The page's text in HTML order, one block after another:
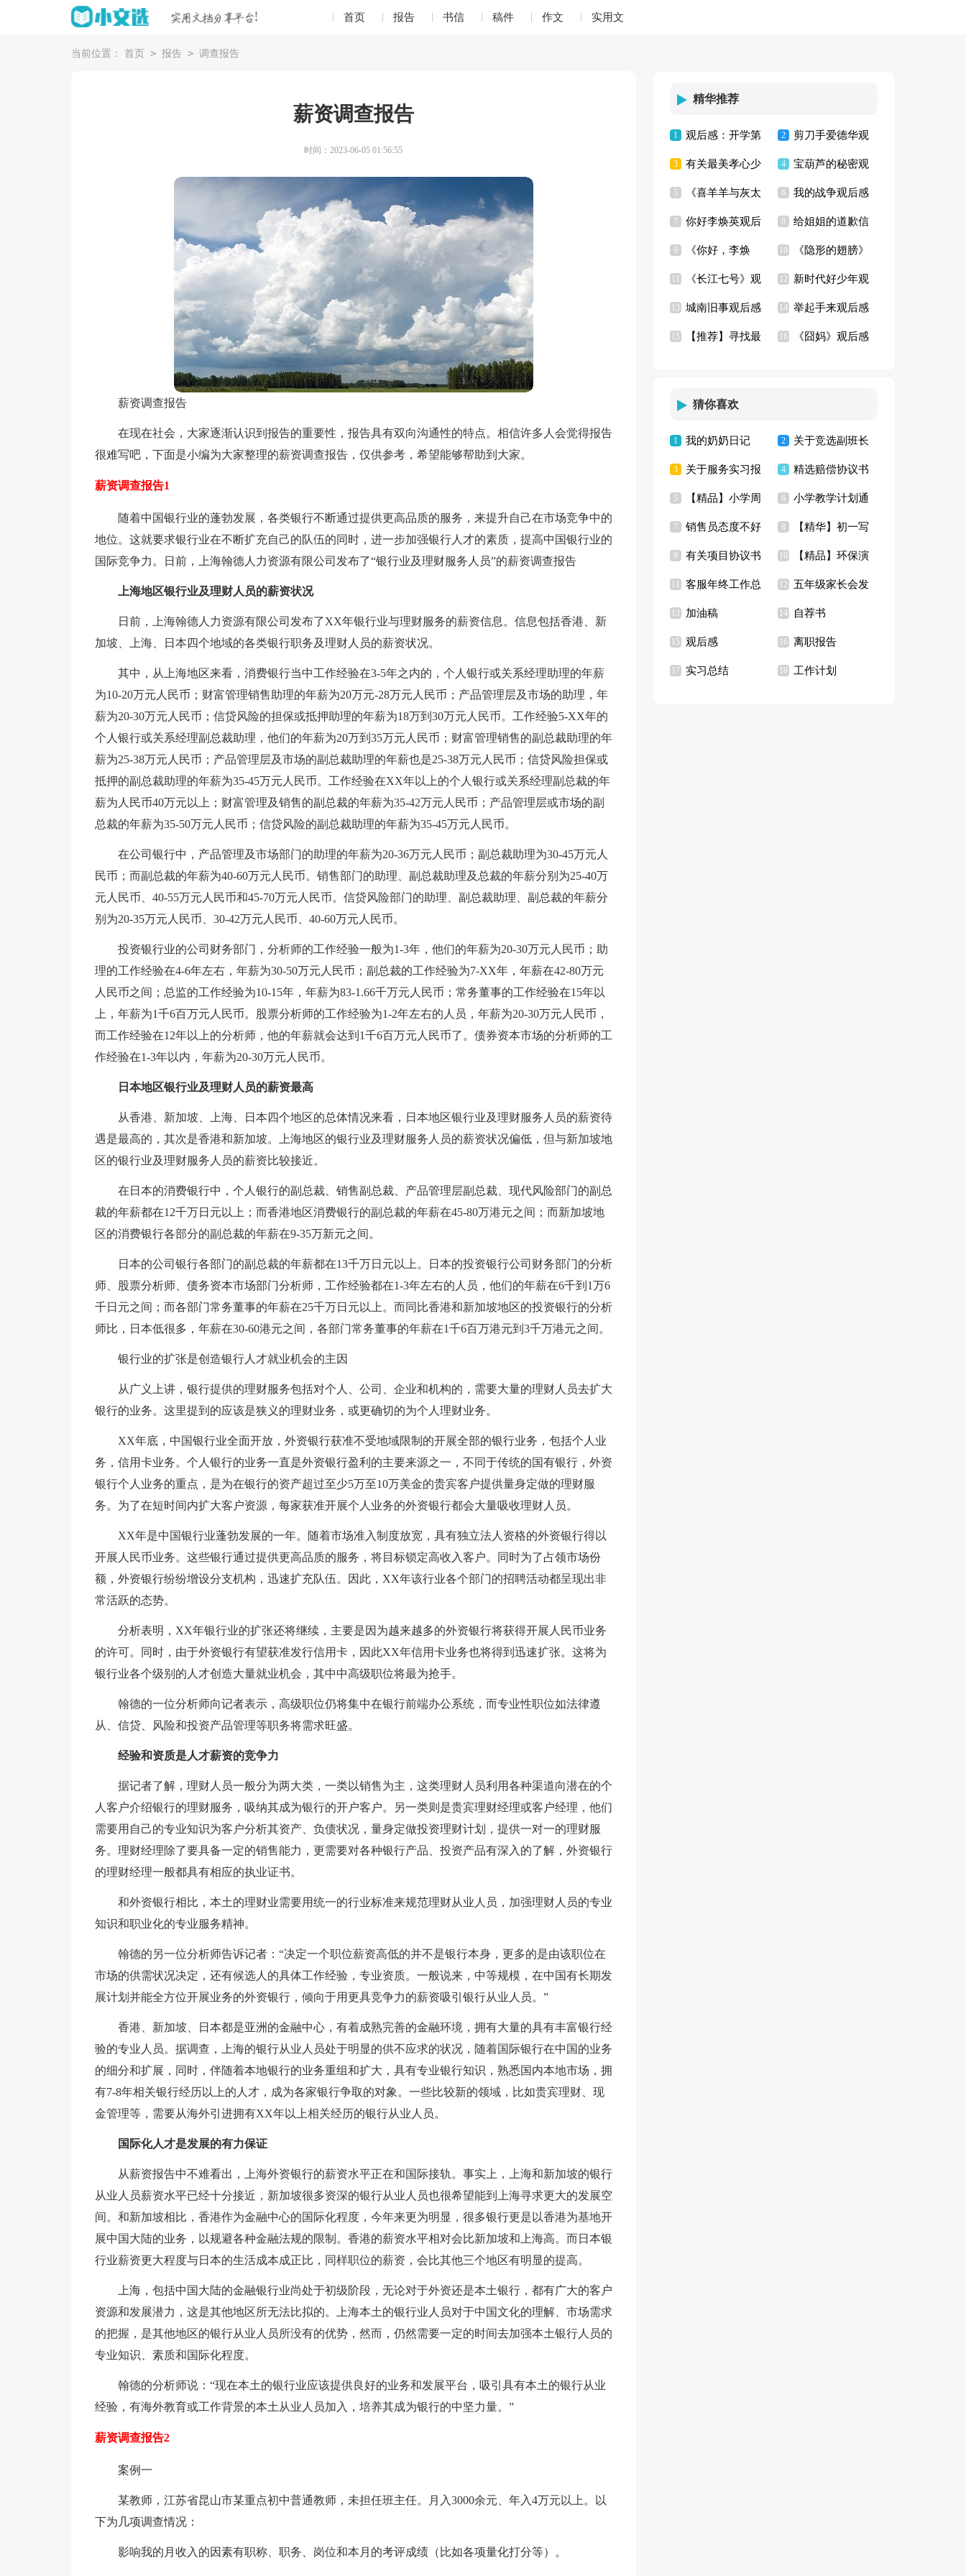
首页 报告 书信 稿件 作文 实用文
当前位置： 首页 > 报告 > 调查报告
薪资调查报告
时间：2023-06-05 01:56:55
薪资调查报告
在现在社会，大家逐渐认识到报告的重要性，报告具有双向沟通性的特点。相信许多人会觉得报告
很难写吧，下面是小编为大家整理的薪资调查报告，仅供参考，希望能够帮助到大家。
薪资调查报告1
随着中国银行业的蓬勃发展，各类银行不断通过提供更高品质的服务，来提升自己在市场竞争中的
地位。这就要求银行业在不断扩充自己的队伍的同时，进一步加强银行人才的素质，提高中国银行业的
国际竞争力。日前，上海翰德人力资源有限公司发布了“银行业及理财服务人员”的薪资调查报告
上海地区银行业及理财人员的薪资状况
日前，上海翰德人力资源有限公司发布了XX年银行业与理财服务的薪资信息。信息包括香港、新
加坡、上海、日本四个地域的各类银行职务及理财人员的薪资状况。
其中，从上海地区来看，消费银行当中工作经验在3-5年之内的，个人银行或关系经理助理的年薪
为10-20万元人民币；财富管理销售助理的年薪为20万元-28万元人民币；产品管理层及市场的助理，年
薪为20-30万元人民币；信贷风险的担保或抵押助理的年薪为18万到30万元人民币。工作经验5-XX年的
个人银行或关系经理副总裁助理，他们的年薪为20万到35万元人民币；财富管理销售的副总裁助理的年
薪为25-38万元人民币；产品管理层及市场的副总裁助理的年薪也是25-38万元人民币；信贷风险担保或
抵押的副总裁助理的年薪为35-45万元人民币。工作经验在XX年以上的个人银行或关系经理副总裁的年
薪为人民币40万元以上；财富管理及销售的副总裁的年薪为35-42万元人民币；产品管理层或市场的副
总裁的年薪为35-50万元人民币；信贷风险的副总裁助理的年薪为35-45万元人民币。
在公司银行中，产品管理及市场部门的助理的年薪为20-36万元人民币；副总裁助理为30-45万元人
民币；而副总裁的年薪为40-60万元人民币。销售部门的助理、副总裁助理及总裁的年薪分别为25-40万
元人民币、40-55万元人民币和45-70万元人民币。信贷风险部门的助理、副总裁助理、副总裁的年薪分
别为20-35万元人民币、30-42万元人民币、40-60万元人民币。
投资银行业的公司财务部门，分析师的工作经验一般为1-3年，他们的年薪为20-30万元人民币；助
理的工作经验在4-6年左右，年薪为30-50万元人民币；副总裁的工作经验为7-XX年，年薪在42-80万元
人民币之间；总监的工作经验为10-15年，年薪为83-1.66千万元人民币；常务董事的工作经验在15年以
上，年薪为1千6百万元人民币。股票分析师的工作经验为1-2年左右的人员，年薪为20-30万元人民币，
而工作经验在12年以上的分析师，他的年薪就会达到1千6百万元人民币了。债券资本市场的分析师的工
作经验在1-3年以内，年薪为20-30万元人民币。
日本地区银行业及理财人员的薪资最高
从香港、新加坡、上海、日本四个地区的总体情况来看，日本地区银行业及理财服务人员的薪资待
遇是最高的，其次是香港和新加坡。上海地区的银行业及理财服务人员的薪资状况偏低，但与新加坡地
区的银行业及理财服务人员的薪资比较接近。
在日本的消费银行中，个人银行的副总裁、销售副总裁、产品管理层副总裁、现代风险部门的副总
裁的年薪都在12千万日元以上；而香港地区消费银行的副总裁的年薪在45-80万港元之间；而新加坡地
区的消费银行各部分的副总裁的年薪在9-35万新元之间。
日本的公司银行各部门的副总裁的年薪都在13千万日元以上。日本的投资银行公司财务部门的分析
师、股票分析师、债务资本市场部门分析师，工作经验都在1-3年左右的人员，他们的年薪在6千到1万6
千日元之间；而各部门常务董事的年薪在25千万日元以上。而同比香港和新加坡地区的投资银行的分析
师比，日本低很多，年薪在30-60港元之间，各部门常务董事的年薪在1千6百万港元到3千万港元之间。
银行业的扩张是创造银行人才就业机会的主因
从广义上讲，银行提供的理财服务包括对个人、公司、企业和机构的，需要大量的理财人员去扩大
银行的业务。这里提到的应该是狭义的理财业务，或更确切的为个人理财业务。
XX年底，中国银行业全面开放，外资银行获准不受地域限制的开展全部的银行业务，包括个人业
务，信用卡业务。个人银行的业务一直是外资银行盈利的主要来源之一，不同于传统的国有银行，外资
银行个人业务的重点，是为在银行的资产超过至少5万至10万美金的贵宾客户提供量身定做的理财服
务。为了在短时间内扩大客户资源，每家获准开展个人业务的外资银行都会大量吸收理财人员。
XX年是中国银行业蓬勃发展的一年。随着市场准入制度放宽，具有独立法人资格的外资银行得以
开展人民币业务。这些银行通过提供更高品质的服务，将目标锁定高收入客户。同时为了占领市场份
额，外资银行纷纷增设分支机构，迅速扩充队伍。因此，XX年该行业各个部门的招聘活动都呈现出非
常活跃的态势。
分析表明，XX年银行业的扩张还将继续，主要是因为越来越多的外资银行将获得开展人民币业务
的许可。同时，由于外资银行有望获准发行信用卡，因此XX年信用卡业务也将得到迅速扩张。这将为
银行业各个级别的人才创造大量就业机会，其中中高级职位将最为抢手。
翰德的一位分析师向记者表示，高级职位仍将集中在银行前端办公系统，而专业性职位如法律遵
从、信贷、风险和投资产品管理等职务将需求旺盛。
经验和资质是人才薪资的竞争力
据记者了解，理财人员一般分为两大类，一类以销售为主，这类理财人员利用各种渠道向潜在的个
人客户介绍银行的理财服务，吸纳其成为银行的开户客户。另一类则是贵宾理财经理或客户经理，他们
需要用自己的专业知识为客户分析其资产、负债状况，量身定做投资理财计划，提供一对一的理财服
务。理财经理除了要具备一定的销售能力，更需要对各种银行产品、投资产品有深入的了解，外资银行
的理财经理一般都具有相应的执业证书。
和外资银行相比，本土的理财业需要用统一的行业标准来规范理财从业人员，加强理财人员的专业
知识和职业化的专业服务精神。
翰德的另一位分析师告诉记者：“决定一个职位薪资高低的并不是银行本身，更多的是由该职位在
市场的供需状况决定，还有候选人的具体工作经验，专业资质。一般说来，中等规模，在中国有长期发
展计划并能全方位开展业务的外资银行，倾向于用更具竞争力的薪资吸引银行从业人员。”
香港、新加坡、日本都是亚洲的金融中心，有着成熟完善的金融环境，拥有大量的具有丰富银行经
验的专业人员。据调查，上海的银行从业人员处于明显的供不应求的状况，随着国际银行在中国的业务
的细分和扩展，同时，伴随着本地银行的业务重组和扩大，具有专业银行知识，熟悉国内本地市场，拥
有7-8年相关银行经历以上的人才，成为各家银行争取的对象。一些比较新的领域，比如贵宾理财、现
金管理等，需要从海外引进拥有XX年以上相关经历的银行从业人员。
国际化人才是发展的有力保证
从薪资报告中不难看出，上海外资银行的薪资水平正在和国际接轨。事实上，上海和新加坡的银行
从业人员薪资水平已经十分接近，新加坡很多资深的银行从业人员也很希望能到上海寻求更大的发展空
间。和新加坡相比，香港作为金融中心的国际化程度，今年来更为明显，很多银行更是以香港为基地开
展中国大陆的业务，以规避各种金融法规的限制。香港的薪资水平相对会比新加坡和上海高。而日本银
行业薪资更大程度与日本的生活成本成正比，同样职位的薪资，会比其他三个地区有明显的提高。
上海，包括中国大陆的金融银行业尚处于初级阶段，无论对于外资还是本土银行，都有广大的客户
资源和发展潜力，这是其他地区所无法比拟的。上海本土的银行业人员对于中国文化的理解、市场需求
的把握，是其他地区的银行从业人员所没有的优势，然而，仍然需要一定的时间去加强本土银行人员的
专业知识、素质和国际化程度。
翰德的分析师说：“现在本土的银行业应该提供良好的业务和发展平台，吸引具有本土的银行从业
经验，有海外教育或工作背景的本土从业人员加入，培养其成为银行的中坚力量。”
薪资调查报告2
案例一
某教师，江苏省昆山市某重点初中普通教师，未担任班主任。月入3000余元、年入4万元以上。以
下为几项调查情况：
影响我的月收入的因素有职称、职务、岗位和本月的考评成绩（比如各项量化打分等）。
精华推荐
1 观后感：开学第
一课
2 剪刀手爱德华观
后感3篇
3 有关最美孝心少
年观后感
4 宝葫芦的秘密观
后感合集15篇
5 《喜羊羊与灰太
狼之开心闯龙年》观
后感11篇
6 我的战争观后感
7 你好李焕英观后
感(汇编8篇)
8 给姐姐的道歉信
9 《你好，李焕
英》观后感【精】
10 《隐形的翅膀》
观后感
《长江七号》观
后感11篇
12 新时代好少年观
后感3篇
13 城南旧事观后感
(15篇)
14 举起手来观后感
精选15篇
15 【推荐】寻找最 16 《囧妈》观后感
猜你喜欢
1 我的奶奶日记 2 关于竞选副班长
演讲稿
3 关于服务实习报
告模板汇编五篇
4 精选赔偿协议书
合集10篇
5 【精品】小学周
记汇总七篇
6 小学教学计划通
用15篇
7 销售员态度不好
检讨书
8 【精华】初一写
景作文集合七篇
9 有关项目协议书
模板汇总八篇
10 【精品】环保演
讲稿四篇
客服年终工作总
结(精选15篇)
12 五年级家长会发
言稿15篇
13 加油稿 14 自荐书
15 观后感 16 离职报告
17 实习总结 18 工作计划